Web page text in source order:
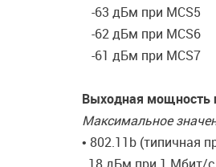
-63 дБм при MCS5
-62 дБм при MCS6
-61 дБм при MCS7
Выходная мощность
Максимальное
• 802.11b (типичная